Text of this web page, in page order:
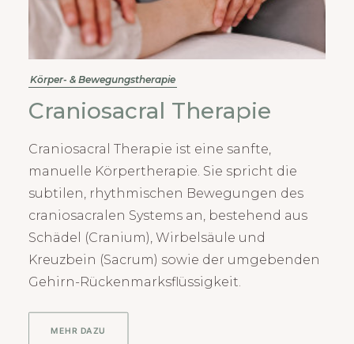
Körper- & Bewegungstherapie
Craniosacral Therapie
Craniosacral Therapie ist eine sanfte,
manuelle Körpertherapie. Sie spricht die
subtilen, rhythmischen Bewegungen des
craniosacralen Systems an, bestehend aus
Schädel (Cranium), Wirbelsäule und
Kreuzbein (Sacrum) sowie der umgebenden
Gehirn-Rückenmarksflüssigkeit.
MEHR DAZU